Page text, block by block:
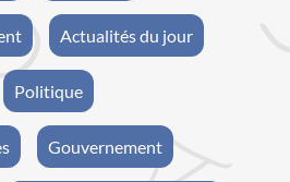
Actualités du jour
Politique
Gouvernement